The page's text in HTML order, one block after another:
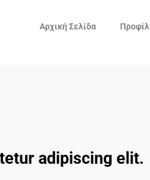
Αρχική Σελίδα Προφίλ
adipiscing elit.